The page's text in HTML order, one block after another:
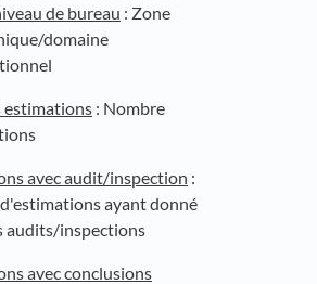
de bureau : Zone
domaine
estimations : Nombre
avec audit/inspection :
ayant donné
audits/inspections
avec conclusions